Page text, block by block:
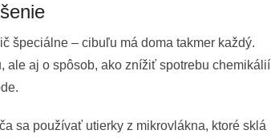
špeciálne – cibuľu má doma takmer každý.
ale aj o spôsob, ako znížiť spotrebu chemikálií
sa používať utierky z mikrovlákna, ktoré sklá